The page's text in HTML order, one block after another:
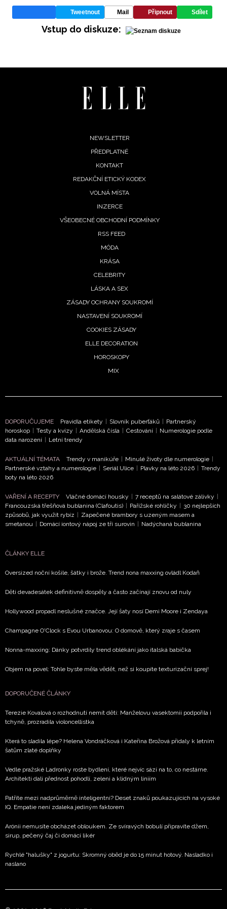
vyhodnocení akce a zasílání novinek.
Chcete navíc dostávat i další zajímavé a exkluzivní
informace od našich partnerů? Pokud souhlasíte se
Tweetnout Mail Připnout Sdílet
Vstup do diskuze:
NEWSLETTER
PŘEDPLATNÉ
KONTAKT
REDAKČNÍ ETICKÝ KODEX
VOLNÁ MÍSTA
INZERCE
VŠEOBECNÉ OBCHODNÍ PODMÍNKY
RSS FEED
MÓDA
KRÁSA
CELEBRITY
LÁSKA A SEX
ZÁSADY OCHRANY SOUKROMÍ
NASTAVENÍ SOUKROMÍ
COOKIES ZÁSADY
ELLE DECORATION
HOROSKOPY
MIX
DOPORUČUJEME Pravidla etikety | Slovník puberťáků | Partnerský
horoskop | Testy a kvízy | Andělská čísla | Cestování | Numerologie podle
data narození | Letní trendy
AKTUÁLNÍ TÉMATA Trendy v manikúře | Minulé životy dle numerologie |
Partnerské vztahy a numerologie | Seriál Ulice | Plavky na léto 2026 | Trendy
boty na léto 2026
VAŘENÍ A RECEPTY Vláčné domácí housky | 7 receptů na salátové zálivky |
Francouzská třešňová bublanina (Clafoutis) | Pařížské rohlíčky | 30 nejlepších
způsobů, jak využít rybíz | Zapečené brambory s uzeným masem a
smetanou | Domácí iontový nápoj ze tří surovin | Nadýchaná bublanina
ČLÁNKY ELLE
Oversized noční košile, šátky i brože. Trend nona maxxing ovládl Kodaň
Děti devadesátek definitivně dospěly a často začínají znovu od nuly
Hollywood propadl neslušné značce. Její šaty nosí Demi Moore i Zendaya
Champagne O'Clock s Evou Urbanovou: O domově, který zraje s časem
Nonna-maxxing: Dánky potvrdily trend oblékání jako italská babička
Objem na povel: Tohle byste měla vědět, než si koupíte texturizační sprej!
DOPORUČENÉ ČLÁNKY
Terezie Kovalová o rozhodnutí nemít děti: Manželovu vasektomii podpořila i
tchyně, prozradila violoncellistka
Která to sladila lépe? Helena Vondráčková i Kateřina Brožová přidaly k letním
šatům zlaté doplňky
Vedle pražské Ladronky roste bydlení, které nejvíc sází na to, co nestárne.
Architekti dali přednost pohodlí, zeleni a klidným liniím
Patříte mezi nadprůměrně inteligentní? Deset znaků poukazujících na vysoké
IQ. Empatie není zdaleka jediným faktorem
Arónii nemusíte obcházet obloukem. Ze svíravých bobulí připravíte džem,
sirup, pečený čaj či domácí likér
Rychlé "halušky" z jogurtu: Skromný oběd je do 15 minut hotový. Nasladko i
naslano